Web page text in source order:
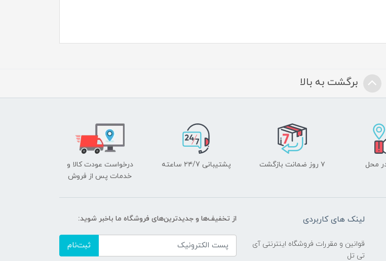
برگشت به بالا
محل ۷ روز ضمانت بازگشت پشتیبانی ۲۴/7 ساعته
درخواست عودت کالا و
خدمات پس از فروش
لینک های کاربردی
قوانین و مقررات فروشگاه اینترنتی آی
تی تل
از تخفیف‌ها و جدیدترین‌های فروشگاه ما باخبر شوید:
ثبت‌نام